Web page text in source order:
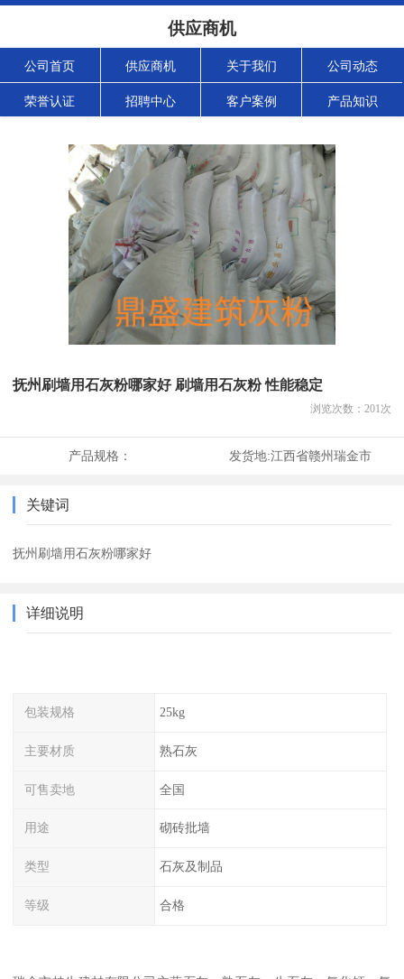
供应商机
公司首页 供应商机 关于我们 公司动态
荣誉认证 招聘中心 客户案例 产品知识
抚州刷墙用石灰粉哪家好 刷墙用石灰粉 性能稳定
浏览次数： 201次
产品规格： 发货地:江西省赣州瑞金市
关键词
抚州刷墙用石灰粉哪家好
详细说明
包装规格 25kg
主要材质 熟石灰
可售卖地 全国
用途 砌砖批墙
类型 石灰及制品
等级 合格